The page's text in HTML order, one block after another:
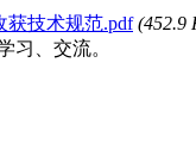
获技术规范.pdf (452.9
习、交流。